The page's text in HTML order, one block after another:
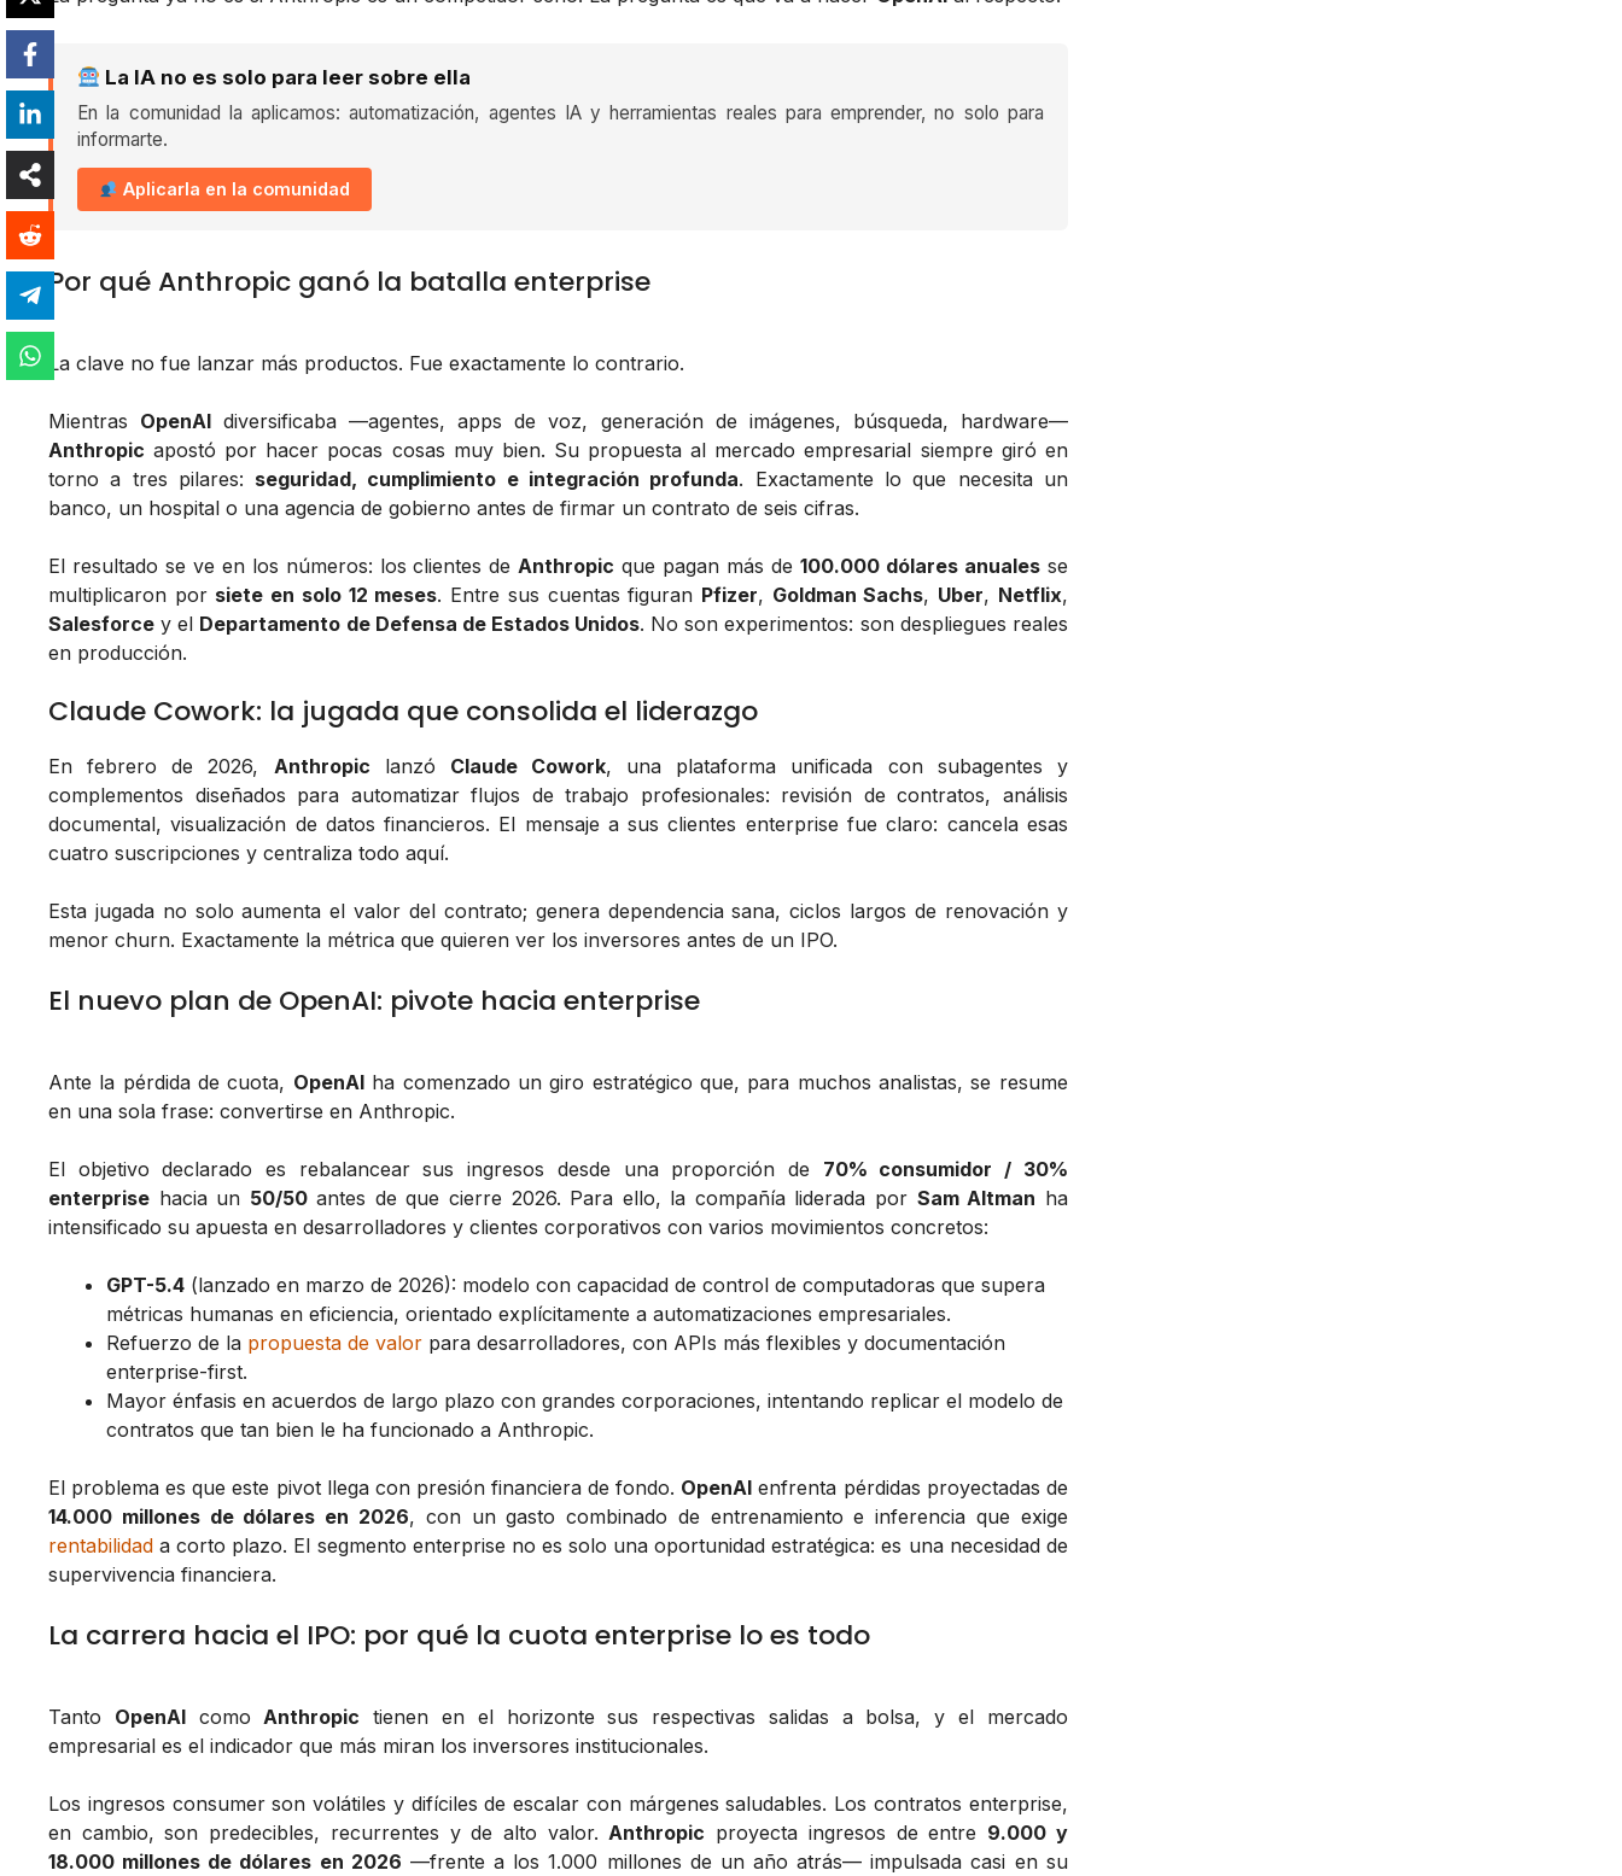
La IA no es solo para leer sobre ella
En la comunidad la aplicamos: automatización, agentes IA y herramientas reales para emprender, no solo para
informarte.
Aplicarla en la comunidad
Por qué Anthropic ganó la batalla enterprise
La clave no fue lanzar más productos. Fue exactamente lo contrario.
Mientras OpenAI diversificaba —agentes, apps de voz, generación de imágenes, búsqueda, hardware—
Anthropic apostó por hacer pocas cosas muy bien. Su propuesta al mercado empresarial siempre giró en
torno a tres pilares: seguridad, cumplimiento e integración profunda. Exactamente lo que necesita un
banco, un hospital o una agencia de gobierno antes de firmar un contrato de seis cifras.
El resultado se ve en los números: los clientes deAnthropic que pagan más de100.000 dólares anualesse
multiplicaron por siete en solo 12 meses. Entre sus cuentas figuran Pfizer, Goldman Sachs, Uber, Netflix,
Salesforce y el Departamento de Defensa de Estados Unidos. No son experimentos: son despliegues reales
en producción.
Claude Cowork: la jugada que consolida el liderazgo
En febrero de 2026, Anthropic lanzó Claude Cowork, una plataforma unificada con subagentes y
complementos diseñados para automatizar flujos de trabajo profesionales: revisión de contratos, análisis
documental, visualización de datos financieros. El mensaje a sus clientes enterprise fue claro: cancela esas
cuatro suscripciones y centraliza todo aquí.
Esta jugada no solo aumenta el valor del contrato; genera dependencia sana, ciclos largos de renovación y
menor churn. Exactamente la métrica que quieren ver los inversores antes de un IPO.
El nuevo plan de OpenAI: pivote hacia enterprise
Ante la pérdida de cuota, OpenAIha comenzado un giro estratégico que, para muchos analistas, se resume
en una sola frase: convertirse en Anthropic.
El objetivo declarado es rebalancear sus ingresos desde una proporción de 70% consumidor / 30%
enterprise hacia un 50/50antes de que cierre 2026. Para ello, la compañía liderada por Sam Altman ha
intensificado su apuesta en desarrolladores y clientes corporativos con varios movimientos concretos:
GPT-5.4 (lanzado en marzo de 2026): modelo con capacidad de control de computadoras que supera
métricas humanas en eficiencia, orientado explícitamente a automatizaciones empresariales.
Refuerzo de la propuesta de valor para desarrolladores, con APIs más flexibles y documentación
enterprise-first.
Mayor énfasis en acuerdos de largo plazo con grandes corporaciones, intentando replicar el modelo de
contratos que tan bien le ha funcionado a Anthropic.
El problema es que este pivot llega con presión financiera de fondo. OpenAI enfrenta pérdidas proyectadas de
14.000 millones de dólares en 2026, con un gasto combinado de entrenamiento e inferencia que exige
rentabilidad a corto plazo. El segmento enterprise no es solo una oportunidad estratégica: es una necesidad de
supervivencia financiera.
La carrera hacia el IPO: por qué la cuota enterprise lo es todo
Tanto OpenAIcomoAnthropic tienen en el horizonte sus respectivas salidas a bolsa, y el mercado
empresarial es el indicador que más miran los inversores institucionales.
Los ingresos consumer son volátiles y difíciles de escalar con márgenes saludables. Los contratos enterprise,
en cambio, son predecibles, recurrentes y de alto valor.Anthropic proyecta ingresos de entre 9.000 y
18.000 millones de dólares en 2026 —frente a los 1.000 millones de un año atrás— impulsada casi en su